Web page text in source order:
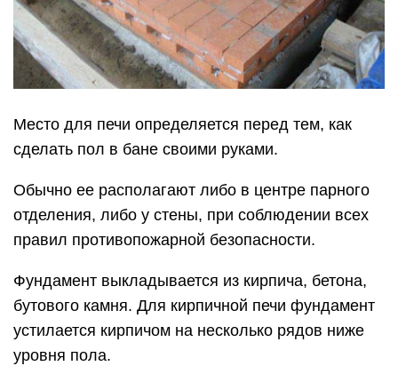
Место для печи определяется перед тем, как
сделать пол в бане своими руками.
Обычно ее располагают либо в центре парного
отделения, либо у стены, при соблюдении всех
правил противопожарной безопасности.
Фундамент выкладывается из кирпича, бетона,
бутового камня. Для кирпичной печи фундамент
устилается кирпичом на несколько рядов ниже
уровня пола.